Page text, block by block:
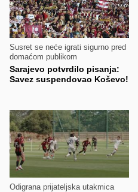
Susret se neće igrati sigurno pred
domaćom publikom
Sarajevo potvrdilo pisanja:
Savez suspendovao Koševo!
Odigrana prijateljska utakmica